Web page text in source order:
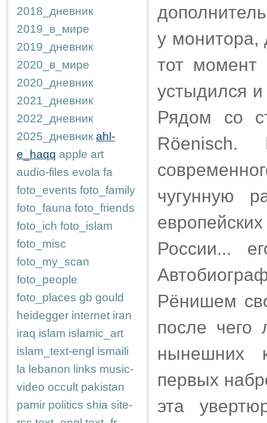
2018_дневник
2019_в_мире
2019_дневник
2020_в_мире
2020_дневник
2021_дневник
2022_дневник
2025_дневник ahl-
e_haqq apple art
audio-files evola fa
foto_events foto_family
foto_fauna foto_friends
foto_ich foto_islam
foto_misc
foto_my_scan
foto_people
foto_places gb gould
heidegger internet iran
iraq islam islamic_art
islam_text-engl ismaili
la lebanon links music-
video occult pakistan
pamir politics shia site-
у монитора,
тот
устыдился и
Рядом со
Röenisch.
чугунную
России...
Рёнишем
после чего
нынешних
первых
эта